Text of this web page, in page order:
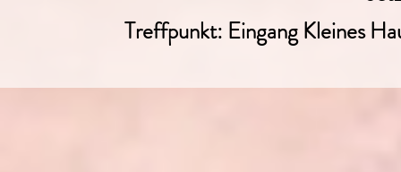
Treffpunkt: Eingang Kleines